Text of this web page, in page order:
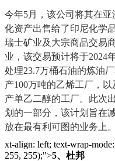
今年5月，该公司将其在
化资产出售给了印尼化学
瑞士矿业及大宗商品交易
业，该交易预计将于2024
处理23.7万桶石油的炼油
产100万吨的乙烯工厂，
产单乙二醇的工厂。此次
划的一部分，该计划旨在
放在最有利可图的业务上。
xt-align: left; text-wrap-
255, 255);">5、 杜邦